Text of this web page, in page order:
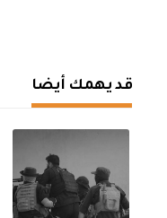
قد يهمك أيضا